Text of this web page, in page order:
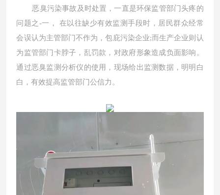
恶臭污染事故及时处置，一直是环保监管部门头疼的
问题之-一， 在以往缺少有效监测手段时，居民群众经常
会误认为主管部门不作为，包庇污染企业;而生产企业则认
为监管部门卡脖子，乱罚款，对政府形象造成负面影响。
通过恶臭监测分析仪的使用，现场给出监测数据，明明白
白，有效提高监管部门公信力。